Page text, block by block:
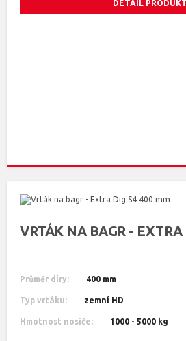
DETAIL
VRTÁK NA BAGR - EXTRA
Průměr díry: 400 mm
Typ vrtáku: zemní HD
Hmotnost nosiče: 1000 - 5000 kg